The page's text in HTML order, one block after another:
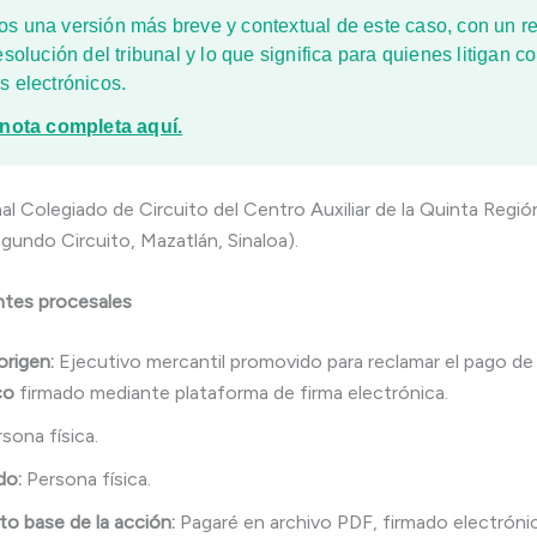
una versión más breve y contextual de este caso, con un
del tribunal y lo que significa para quienes litigan
electrónicos.
completa aquí.
Colegiado de Circuito del Centro Auxiliar de la Quinta
Circuito, Mazatlán, Sinaloa).
procesales
Ejecutivo mercantil promovido para reclamar el pago
firmado mediante plataforma de firma electrónica.
física.
Persona física.
base de la acción: Pagaré en archivo PDF, firmado